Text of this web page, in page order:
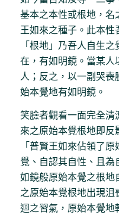
基本之本性或根地，名
王如來之種子。此本
「根地」乃吾人自生
在，有如明鏡。當某人
人；反之，以一副哭
始本覺地有如明鏡。
笑臉者觀看一面完全清
來之原始本覺根地即反
「普賢王如來佔領了
覺、自認其自性、且為
如鏡般原始本覺之根地
之原始本覺根地出現沮
迴之習氣，原始本覺地